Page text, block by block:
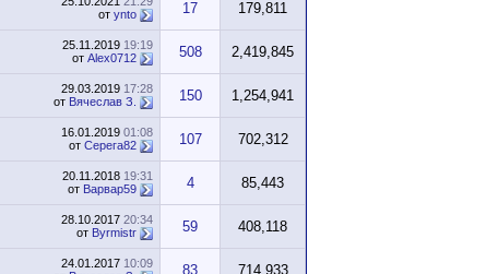
от ynto 17 179,811
25.11.2019 19:19
от Alex0712 508 2,419,845
29.03.2019 17:28
от Вячеслав З. 150 1,254,941
16.01.2019 01:08
от Серега82 107 702,312
20.11.2018 19:31
от Варвар59 4 85,443
28.10.2017 20:34
от Byrmistr 59 408,118
24.01.2017 10:09
83 714,933